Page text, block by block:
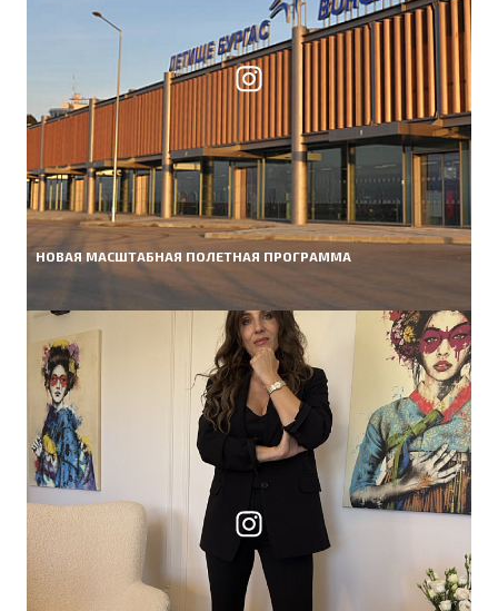
НОВАЯ МАСШТАБНАЯ ПОЛЕТНАЯ ПРОГРАММА